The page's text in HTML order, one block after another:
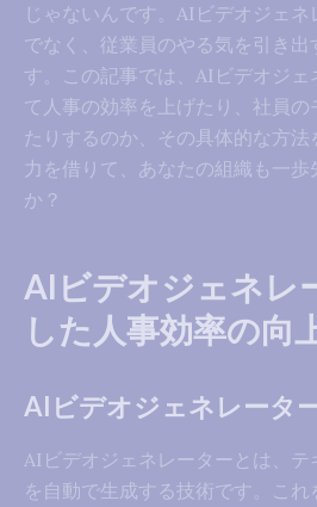
じゃないんです。AIビデオジェ
でなく、従業員のやる気を引き出
す。この記事では、AIビデオジェ
て人事の効率を上げたり、社員
たりするのか、その具体的な方
力を借りて、あなたの組織も一
か？
AIビデオジェネレ
した人事効率の向
AIビデオジェネレータ
AIビデオジェネレーターとは、
を自動で生成する技術です。こ